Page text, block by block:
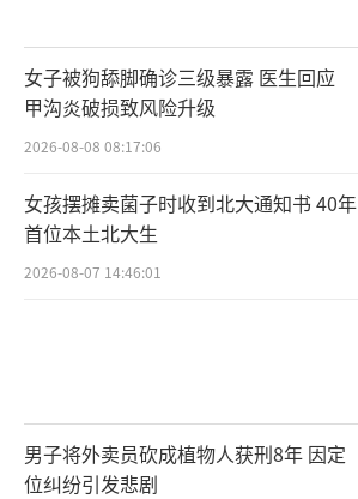
女子被狗舔脚确诊三级暴露 医生回应
甲沟炎破损致风险升级
2026-08-08 08:17:06
女孩摆摊卖菌子时收到北大通知书 40年
首位本土北大生
2026-08-07 14:46:01
男子将外卖员砍成植物人获刑8年 因定
位纠纷引发悲剧